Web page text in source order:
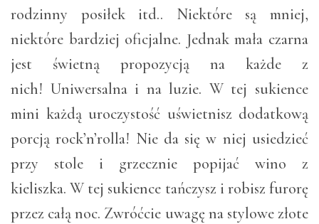
rodzinny posiłek itd.. Niektóre są mniej,
niektóre bardziej oficjalne. Jednak mała czarna
jest świetną propozycją na każde z
nich! Uniwersalna i na luzie. W tej sukience
mini każdą uroczystość uświetnisz dodatkową
porcją rock’n’rolla! Nie da się w niej usiedzieć
przy stole i grzecznie popijać wino z
kieliszka. W tej sukience tańczysz i robisz furorę
przez całą noc. Zwróćcie uwagę na stylowe złote